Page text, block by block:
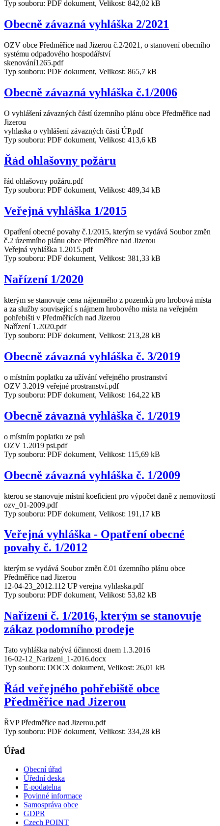
Typ souboru: PDF dokument, Velikost: 842,02 kB
Obecně závazná vyhláška 2/2021
OZV obce Předměřice nad Jizerou č.2/2021, o stanovení obecního
systému odpadového hospodářství
skenování1265.pdf
Typ souboru: PDF dokument, Velikost: 865,7 kB
Obecně závazná vyhláška č.1/2006
O vyhlášení závazných částí územního plánu obce Předměřice nad
Jizerou
vyhlaska o vyhlášení závazných částí ÚP.pdf
Typ souboru: PDF dokument, Velikost: 413,6 kB
Řád ohlašovny požáru
řád ohlašovny požáru.pdf
Typ souboru: PDF dokument, Velikost: 489,34 kB
Veřejná vyhláška 1/2015
Opatření obecné povahy č.1/2015, kterým se vydává Soubor změn
č.2 územního plánu obce Předměřice nad Jizerou
Veřejná vyhláška 1.2015.pdf
Typ souboru: PDF dokument, Velikost: 381,33 kB
Nařízení 1/2020
kterým se stanovuje cena nájemného z pozemků pro hrobová místa
a za služby související s nájmem hrobového místa na veřejném
pohřebišti v Předměřicích nad Jizerou
Nařízení 1.2020.pdf
Typ souboru: PDF dokument, Velikost: 213,28 kB
Obecně závazná vyhláška č. 3/2019
o místním poplatku za užívání veřejného prostranství
OZV 3.2019 veřejné prostranství.pdf
Typ souboru: PDF dokument, Velikost: 164,22 kB
Obecně závazná vyhláška č. 1/2019
o místním poplatku ze psů
OZV 1.2019 psi.pdf
Typ souboru: PDF dokument, Velikost: 115,69 kB
Obecně závazná vyhláška č. 1/2009
kterou se stanovuje místní koeficient pro výpočet daně z nemovitostí
ozv_01-2009.pdf
Typ souboru: PDF dokument, Velikost: 191,17 kB
Veřejná vyhláška - Opatření obecné
povahy č. 1/2012
kterým se vydává Soubor změn č.01 územního plánu obce
Předměřice nad Jizerou
12-04-23_2012.112 UP verejna vyhlaska.pdf
Typ souboru: PDF dokument, Velikost: 53,82 kB
Nařízení č. 1/2016, kterým se stanovuje
zákaz podomního prodeje
Tato vyhláška nabývá účinnosti dnem 1.3.2016
16-02-12_Narizeni_1-2016.docx
Typ souboru: DOCX dokument, Velikost: 26,01 kB
Řád veřejného pohřebiště obce
Předměřice nad Jizerou
ŘVP Předměřice nad Jizerou.pdf
Typ souboru: PDF dokument, Velikost: 334,28 kB
Úřad
Obecní úřad
Úřední deska
E-podatelna
Povinné informace
Samospráva obce
GDPR
Czech POINT